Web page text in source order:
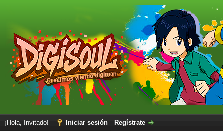
¡Hola, Invitado! Iniciar sesión Regístrate